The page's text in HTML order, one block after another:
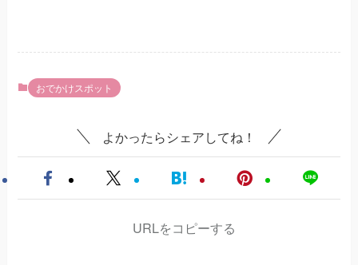
おでかけスポット
よかったらシェアしてね！
URLをコピーする